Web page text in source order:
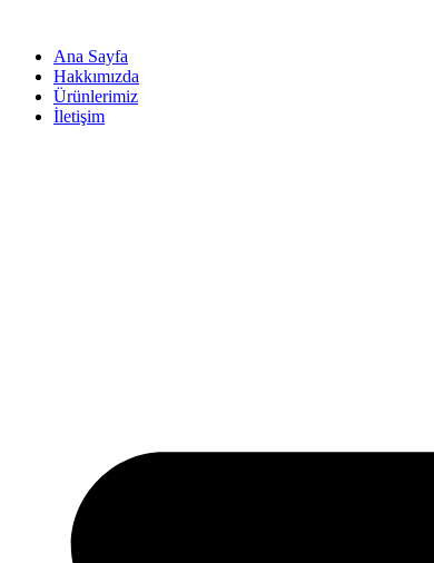
Ana Sayfa
Hakkımızda
Ürünlerimiz
İletişim